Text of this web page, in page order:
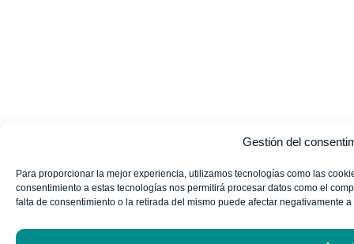
Gestión del
Para proporcionar la mejor experiencia, utilizamos tecnologías como las
consentimiento a estas tecnologías nos permitirá procesar datos como el
falta de consentimiento o la retirada del mismo puede afectar negativamente